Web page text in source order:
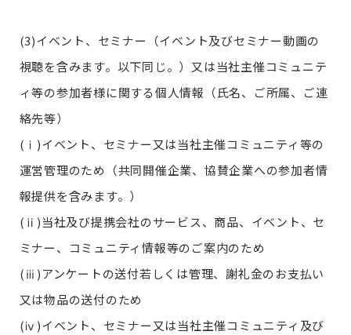
(3)イベント、セミナー（イベント及びセミナー動画の
視聴を含みます。以下同じ。）又は当社主催コミュニテ
ィ等の参加者様に関する個人情報（氏名、ご所属、ご連
絡先等）
(ⅰ)イベント、セミナー又は当社主催コミュニティ等の
運営管理のため（共同開催企業、協賛企業への参加者情
報提供を含みます。）
(ⅱ)当社及び提携会社のサービス、商品、イベント、セ
ミナー、コミュニティ情報等のご案内のため
(ⅲ)アンケートの送付若しくは管理、謝礼金のお支払い
又は物品の送付のため
(ⅳ)イベント、セミナー又は当社主催コミュニティ及び